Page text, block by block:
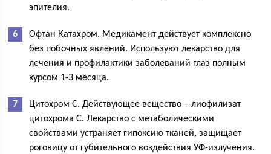
эпителия.
Офтан Катахром. Медикамент действует комплексно
без побочных явлений. Используют лекарство для
лечения и профилактики заболеваний глаз полным
курсом 1-3 месяца.
Цитохром С. Действующее вещество – лиофилизат
цитохрома С. Лекарство с метаболическими
свойствами устраняет гипоксию тканей, защищает
роговицу от губительного воздействия УФ-излучения.